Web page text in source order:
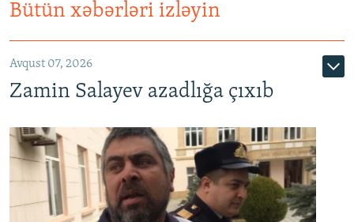
Bütün xəbərləri izləyin
Avqust 07, 2026
Zamin Salayev azadlığa çıxıb